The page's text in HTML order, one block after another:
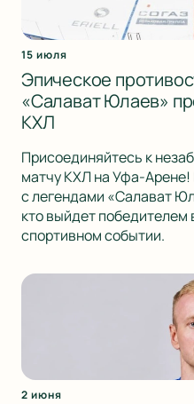
15 июля
Эпическое
«Салават Юлаев»
КХЛ
Присоединяйтесь к
матчу КХЛ на Уфа-Арене!
с легендами «Салават
кто выйдет
спортивном событии.
2 июня